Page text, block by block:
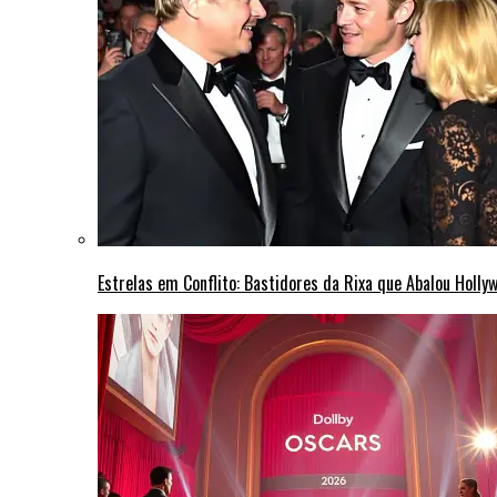
Estrelas em Conflito: Bastidores da Rixa que Abalou